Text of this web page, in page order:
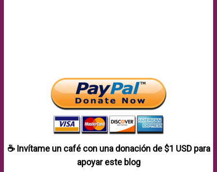
☕ Invítame un café con una donación de $1 USDpara
apoyar este blog